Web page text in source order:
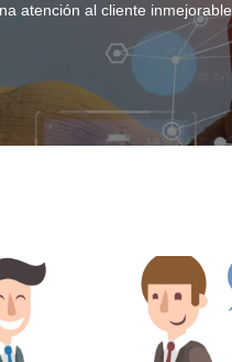
atención al cliente inmejorable